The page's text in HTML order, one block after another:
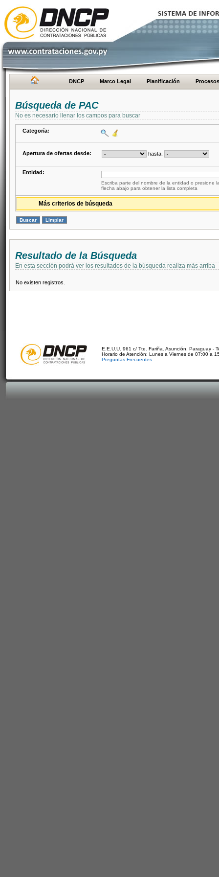
DNCP Marco Legal Planificación Procesos
Búsqueda de PAC
No es necesario llenar los campos para buscar
Categoría:
Apertura de ofertas desde: hasta:
Entidad:
Escriba parte del nombre de la entidad o presione
flecha abajo para obtener la lista completa
Más criterios de búsqueda
Resultado de la Búsqueda
En esta sección podrá ver los resultados de la búsqueda realiza más arriba
No existen registros.
E.E.U.U. 961 c/ Tte. Fariña. Asunción, Paraguay -
Horario de Atención: Lunes a Viernes de 07:00 a
Preguntas Frecuentes